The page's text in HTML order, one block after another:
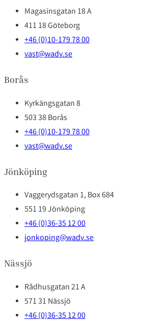
Magasinsgatan 18 A
411 18 Göteborg
+46 (0)10-179 78 00
vast@wadv.se
Borås
Kyrkängsgatan 8
503 38 Borås
+46 (0)10-179 78 00
vast@wadv.se
Jönköping
Vaggerydsgatan 1, Box 684
551 19 Jönköping
+46 (0)36-35 12 00
jonkoping@wadv.se
Nässjö
Rådhusgatan 21 A
571 31 Nässjö
+46 (0)36-35 12 00